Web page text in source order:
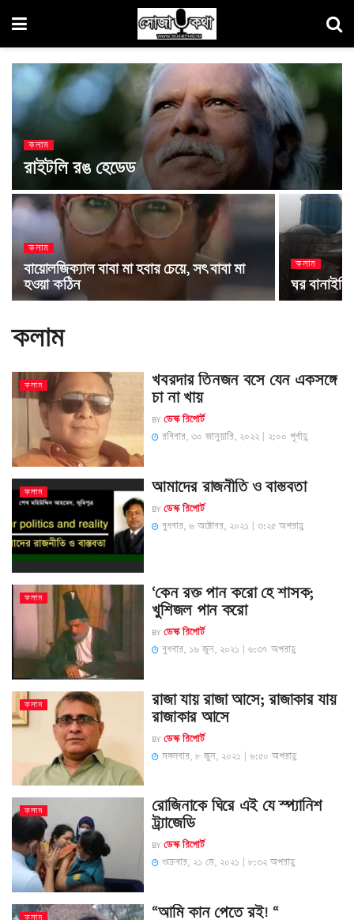
কলাম
রাইটলি রঙ হেডেড
কলাম
বায়োলজিক্যাল বাবা মা হবার চেয়ে, সৎ বাবা মা
হওয়া কঠিন
কলাম
ঘর
কলাম
কলাম
খবরদার তিনজন বসে যেন একসঙ্গে
চা না খায়
BY ডেস্ক রিপোর্ট
রবিবার, ৩০ জানুয়ারি, ২০২২ | ২:০০ পূর্বাহ্ণ
কলাম আমাদের রাজনীতি ও বাস্তবতা
BY ডেস্ক রিপোর্ট
বুধবার, ৬ অক্টোবর, ২০২১ | ৩:২৫ অপরাহ্ণ
কলাম
‘কেন রক্ত পান করো হে শাসক;
খুশিজল পান করো
BY ডেস্ক রিপোর্ট
বুধবার, ১৬ জুন, ২০২১ | ৬:৩৭ অপরাহ্ণ
কলাম
রাজা যায় রাজা আসে; রাজাকার যায়
রাজাকার আসে
BY ডেস্ক রিপোর্ট
মঙ্গলবার, ৮ জুন, ২০২১ | ৬:৫০ অপরাহ্ণ
কলাম
রোজিনাকে ঘিরে এই যে স্প্যানিশ
ট্র্যাজেডি
BY ডেস্ক রিপোর্ট
শুক্রবার, ২১ মে, ২০২১ | ৮:৩২ অপরাহ্ণ
কলাম “আমি কান পেতে রই! “